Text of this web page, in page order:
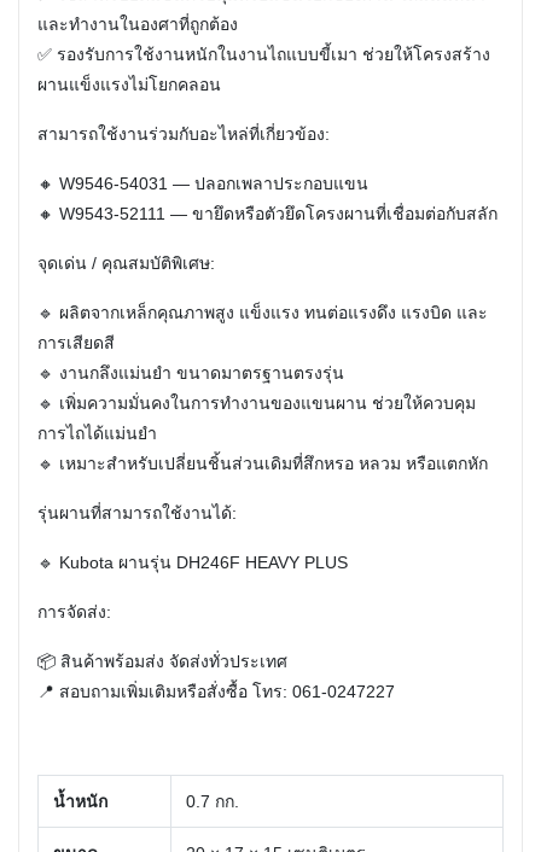
และทำงานในองศาที่ถูกต้อง
✅ รองรับการใช้งานหนักในงานไถแบบขี้เมา ช่วยให้โครงสร้าง
ผานแข็งแรงไม่โยกคลอน
สามารถใช้งานร่วมกับอะไหล่ที่เกี่ยวข้อง:
🔸 W9546-54031 — ปลอกเพลาประกอบแขน
🔸 W9543-52111 — ขายึดหรือตัวยึดโครงผานที่เชื่อมต่อกับสลัก
จุดเด่น / คุณสมบัติพิเศษ:
🔹 ผลิตจากเหล็กคุณภาพสูง แข็งแรง ทนต่อแรงดึง แรงบิด และ
การเสียดสี
🔹 งานกลึงแม่นยำ ขนาดมาตรฐานตรงรุ่น
🔹 เพิ่มความมั่นคงในการทำงานของแขนผาน ช่วยให้ควบคุม
การไถได้แม่นยำ
🔹 เหมาะสำหรับเปลี่ยนชิ้นส่วนเดิมที่สึกหรอ หลวม หรือแตกหัก
รุ่นผานที่สามารถใช้งานได้:
🔹 Kubota ผานรุ่น DH246F HEAVY PLUS
การจัดส่ง:
📦 สินค้าพร้อมส่ง จัดส่งทั่วประเทศ
📍 สอบถามเพิ่มเติมหรือสั่งซื้อ โทร: 061-0247227
น้ำหนัก 0.7 กก.